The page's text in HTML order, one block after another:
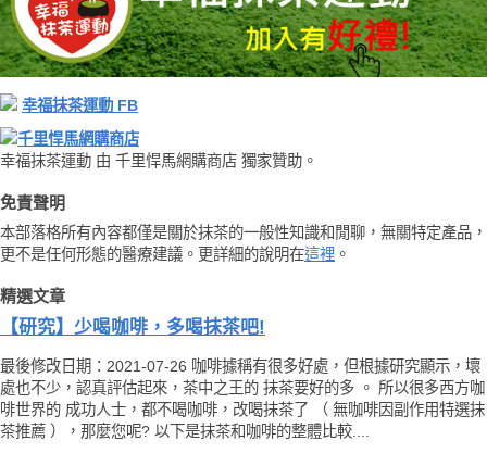
幸福抹茶運動 FB
千里悍馬網購商店
幸福抹茶運動 由 千里悍馬網購商店 獨家贊助。
免責聲明
本部落格所有內容都僅是關於抹茶的一般性知識和閒聊，無關特定產品，
更不是任何形態的醫療建議。更詳細的說明在這裡 。
精選文章
【研究】少喝咖啡，多喝抹茶吧!
最後修改日期：2021-07-26 咖啡據稱有很多好處，但根據研究顯示，壞
處也不少，認真評估起來，茶中之王的 抹茶要好的多 。 所以很多西方咖
啡世界的 成功人士，都不喝咖啡，改喝抹茶了 （ 無咖啡因副作用特選抹
茶推薦 ），那麼您呢? 以下是抹茶和咖啡的整體比較....